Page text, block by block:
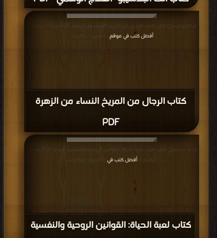
كتاب الرجال من المريخ النساء من الزهرة
PDF
قراءة و تحميل كتاب كتاب الرجال من المريخ النساء من الزهرة PDF مجانا | مكتبة >
أفضل كتب في موقع
| التحميل : مرة/مرات
كتاب لعبة الحياة: القوانين الروحية والنفسية
قراءة و تحميل كتاب كتاب لعبة الحياة: القوانين الروحية والنفسية للنجاح PDF مجانا |
مكتبة >أفضل كتب في | التحميل : مرة/مرات